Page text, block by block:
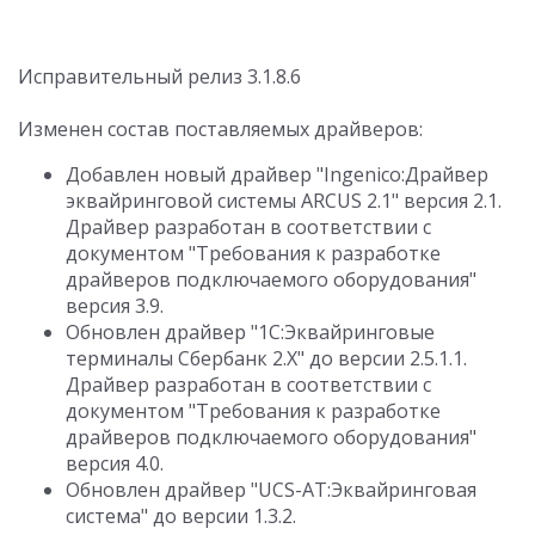
Исправительный релиз 3.1.8.6
Изменен состав поставляемых драйверов:
Добавлен новый драйвер "Ingenico:Драйвер
эквайринговой системы ARCUS 2.1" версия 2.1.
Драйвер разработан в соответствии с
документом "Требования к разработке
драйверов подключаемого оборудования"
версия 3.9.
Обновлен драйвер "1С:Эквайринговые
терминалы Сбербанк 2.Х" до версии 2.5.1.1.
Драйвер разработан в соответствии с
документом "Требования к разработке
драйверов подключаемого оборудования"
версия 4.0.
Обновлен драйвер "UCS-AT:Эквайринговая
система" до версии 1.3.2.